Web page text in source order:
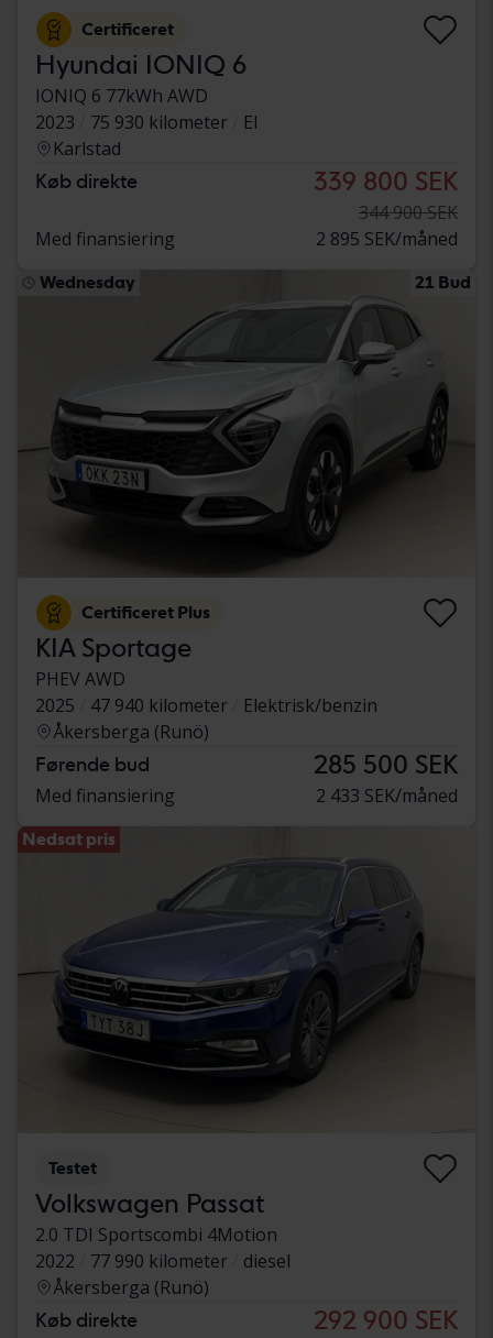
Certificeret
Hyundai IONIQ 6
IONIQ 6 77kWh AWD
2023
75 930 kilometer
El
Karlstad
Køb direkte 339 800 SEK
344 900 SEK
Med finansiering
2 895 SEK/måned
Wednesday 21 Bud
Certificeret Plus
KIA Sportage
PHEV AWD
2025
47 940 kilometer
Elektrisk/benzin
Åkersberga (Runö)
Førende bud 285 500 SEK
Med finansiering 2 433 SEK/måned
Nedsat pris
Testet
Volkswagen Passat
2.0 TDI Sportscombi 4Motion
2022
77 990 kilometer
diesel
Åkersberga (Runö)
Køb direkte 292 900 SEK